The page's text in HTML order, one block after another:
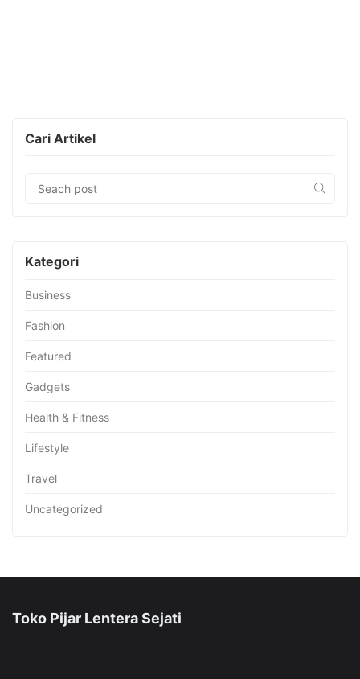
Cari Artikel
Kategori
Business
Fashion
Featured
Gadgets
Health & Fitness
Lifestyle
Travel
Uncategorized
Toko Pijar Lentera Sejati